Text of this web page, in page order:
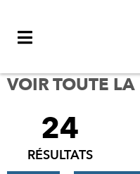
VOIR TOUTE
FILTRER
RÉSULTATS
24
RÉSULTATS